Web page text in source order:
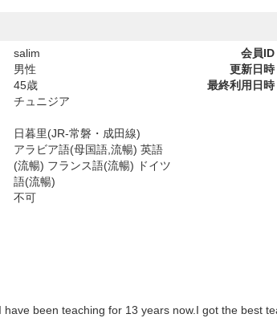
salim
男性
45歳
チュニジア
日暮里(JR-常磐・成田線)
アラビア語(母国語,流暢) 英語
(流暢) フランス語(流暢) ドイツ
語(流暢)
不可
会員ID
更新日時
最終利用日時
have been teaching for 13 years now.I got the best